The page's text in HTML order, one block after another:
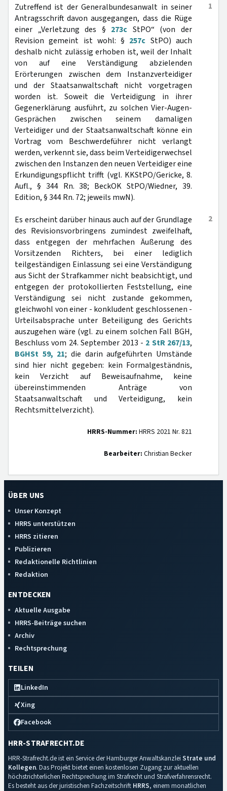
1
Zutreffend ist der Generalbundesanwalt in seiner
Antragsschrift davon ausgegangen, dass die Rüge
einer „Verletzung des § 273c StPO“ (von der
Revision gemeint ist wohl: § 257c StPO) auch
deshalb nicht zulässig erhoben ist, weil der Inhalt
von auf eine Verständigung abzielenden
Erörterungen zwischen dem Instanzverteidiger
und der Staatsanwaltschaft nicht vorgetragen
worden ist. Soweit die Verteidigung in ihrer
Gegenerklärung ausführt, zu solchen Vier-Augen-
Gesprächen zwischen seinem damaligen
Verteidiger und der Staatsanwaltschaft könne ein
Vortrag vom Beschwerdeführer nicht verlangt
werden, verkennt sie, dass beim Verteidigerwechsel
zwischen den Instanzen den neuen Verteidiger eine
Erkundigungspflicht trifft (vgl. KKStPO/Gericke, 8.
Aufl., § 344 Rn. 38; BeckOK StPO/Wiedner, 39.
Edition, § 344 Rn. 72; jeweils mwN).
2
Es erscheint darüber hinaus auch auf der Grundlage
des Revisionsvorbringens zumindest zweifelhaft,
dass entgegen der mehrfachen Äußerung des
Vorsitzenden Richters, bei einer lediglich
teilgeständigen Einlassung sei eine Verständigung
aus Sicht der Strafkammer nicht beabsichtigt, und
entgegen der protokollierten Feststellung, eine
Verständigung sei nicht zustande gekommen,
gleichwohl von einer - konkludent geschlossenen -
Urteilsabsprache unter Beteiligung des Gerichts
auszugehen wäre (vgl. zu einem solchen Fall BGH,
Beschluss vom 24. September 2013 - 2 StR 267/13,
BGHSt 59, 21; die darin aufgeführten Umstände
sind hier nicht gegeben: kein Formalgeständnis,
kein Verzicht auf Beweisaufnahme, keine
übereinstimmenden Anträge von
Staatsanwaltschaft und Verteidigung, kein
Rechtsmittelverzicht).
HRRS-Nummer: HRRS 2021 Nr. 821
Bearbeiter: Christian Becker
ÜBER UNS
Unser Konzept
HRRS unterstützen
HRRS zitieren
Publizieren
Redaktionelle Richtlinien
Redaktion
ENTDECKEN
Aktuelle Ausgabe
HRRS-Beiträge suchen
Archiv
Rechtsprechung
TEILEN
LinkedIn
Xing
Facebook
HRR-STRAFRECHT.DE
HRR-Strafrecht.de ist ein Service der Hamburger Anwaltskanzlei Strate und
Kollegen. Das Projekt bietet einen kostenlosen Zugang zur aktuellen
höchstrichterlichen Rechtsprechung im Strafrecht und Strafverfahrensrecht.
Es besteht aus der juristischen Fachzeitschrift HRRS, einem monatlichen